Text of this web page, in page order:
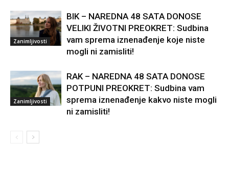
Zanimljivosti
BIK – NAREDNA 48 SATA DONOSE
VELIKI ŽIVOTNI PREOKRET: Sudbina
vam sprema iznenađenje koje niste
mogli ni zamisliti!
Zanimljivosti
RAK – NAREDNA 48 SATA DONOSE
POTPUNI PREOKRET: Sudbina vam
sprema iznenađenje kakvo niste mogli
ni zamisliti!